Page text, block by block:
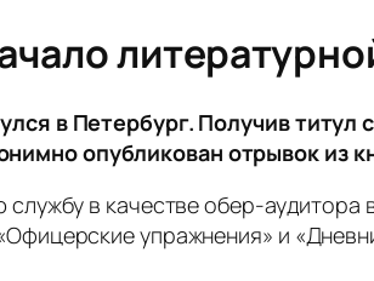
в Петербург. Получив
опубликован отрывок из
в качестве обер-
упражнения» и